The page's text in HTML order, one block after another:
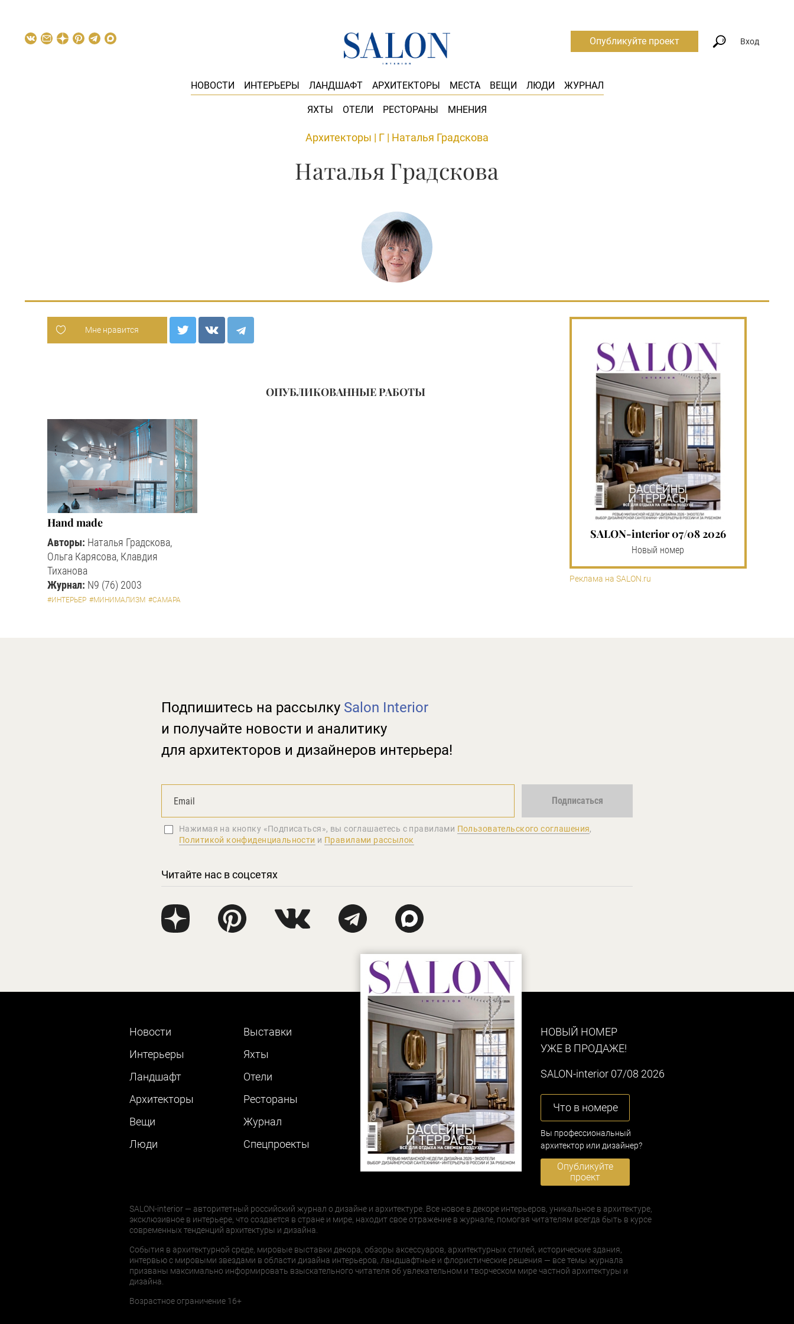
НОВОСТИ ИНТЕРЬЕРЫ ЛАНДШАФТ АРХИТЕКТОРЫ МЕСТА ВЕЩИ ЛЮДИ ЖУРНАЛ
ЯХТЫ ОТЕЛИ РЕСТОРАНЫ МНЕНИЯ
Опубликуйте проект Вход
Архитекторы | Г | Наталья Градскова
Наталья Градскова
Мне нравится
ОПУБЛИКОВАННЫЕ РАБОТЫ
Hand made
Авторы: Наталья Градскова,
Ольга Карясова, Клавдия
Тиханова
Журнал: N9 (76) 2003
#ИНТЕРЬЕР #МИНИМАЛИЗМ #САМАРА
SALON-interior 07/08 2026
Новый номер
Реклама на SALON.ru
Подпишитесь на рассылку Salon Interior
и получайте новости и аналитику
для архитекторов и дизайнеров интерьера!
Подписаться
Нажимая на кнопку «Подписаться», вы соглашаетеcь с правилами Пользовательского соглашения,
Политикой конфиденциальности и Правилами рассылок
Читайте нас в соцсетях
Новости
Интерьеры
Ландшафт
Архитекторы
Вещи
Люди
Выставки
Яхты
Отели
Рестораны
Журнал
Cпецпроекты
НОВЫЙ НОМЕР
УЖЕ В ПРОДАЖЕ!
SALON-interior 07/08 2026
Что в номере
Вы профессиональный
архитектор или дизайнер?
Опубликуйте
проект
SALON-interior — авторитетный российский журнал о дизайне и архитектуре. Все новое в декоре интерьеров, уникальное в архитектуре,
эксклюзивное в интерьере, что создается в стране и мире, находит свое отражение в журнале, помогая читателям всегда быть в курсе
современных тенденций архитектуры и дизайна.
События в архитектурной среде, мировые выставки декора, обзоры аксессуаров, архитектурных стилей, исторические здания,
интервью с мировыми звездами в области дизайна интерьеров, ландшафтные и флористические решения — все темы журнала
призваны максимально информировать взыскательного читателя об увлекательном и творческом мире частной архитектуры и
дизайна.
Возрастное ограничение 16+